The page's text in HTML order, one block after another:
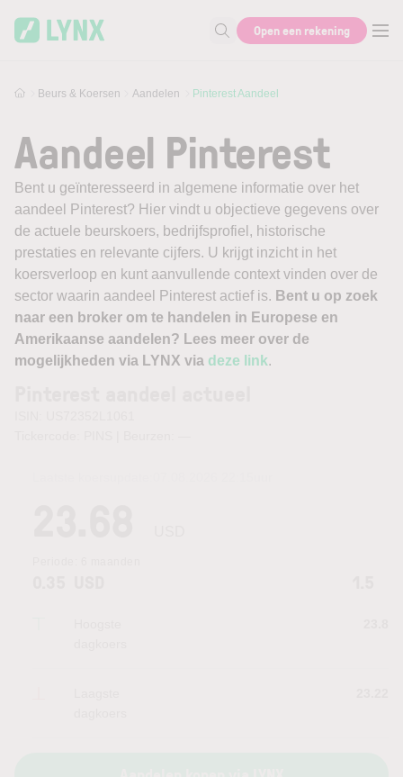
Zoek naar informatie
Open een rekening
Beurs & Koersen Aandelen Pinterest Aandeel
Aandeel Pinterest
Bent u geïnteresseerd in algemene informatie over het
aandeel Pinterest? Hier vindt u objectieve gegevens over
de actuele beurskoers, bedrijfsprofiel, historische
prestaties en relevante cijfers. U krijgt inzicht in het
koersverloop en kunt aanvullende context vinden over de
sector waarin aandeel Pinterest actief is. Bent u op zoek
naar een broker om te handelen in Europese en
Amerikaanse aandelen? Lees meer over de
mogelijkheden via LYNX via deze link.